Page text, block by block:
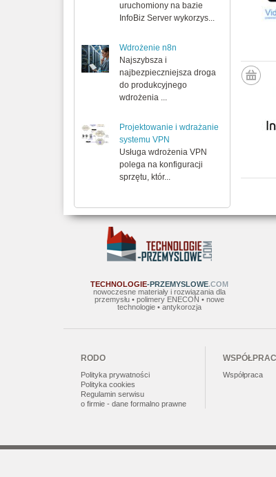
uruchomiony na bazie
InfoBiz Server wykorzys...
Wdrożenie n8n
Najszybsza i
najbezpieczniejsza droga
do produkcyjnego
wdrożenia ...
Projektowanie i wdrażanie
systemu VPN
Usługa wdrożenia VPN
polega na konfiguracji
sprzętu, któr...
TECHNOLOGIE-PRZEMYSLOWE.COM
nowoczesne materiały i rozwiązania dla
przemysłu • polimery ENECON • nowe
technologie • antykorozja
RODO
Polityka prywatności
Polityka cookies
Regulamin serwisu
o firmie - dane formalno prawne
Współpraca